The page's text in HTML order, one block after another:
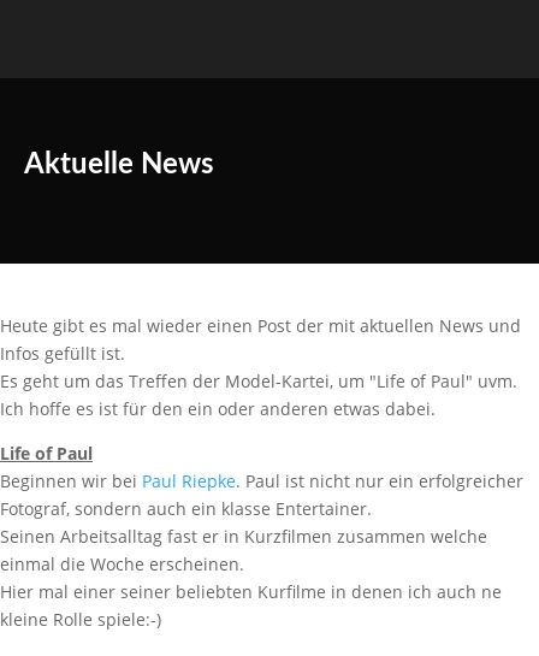
Aktuelle News
Heute gibt es mal wieder einen Post der mit aktuellen News und
Infos gefüllt ist.
Es geht um das Treffen der Model-Kartei, um "Life of Paul" uvm.
Ich hoffe es ist für den ein oder anderen etwas dabei.
Life of Paul
Beginnen wir bei Paul Riepke. Paul ist nicht nur ein erfolgreicher
Fotograf, sondern auch ein klasse Entertainer.
Seinen Arbeitsalltag fast er in Kurzfilmen zusammen welche
einmal die Woche erscheinen.
Hier mal einer seiner beliebten Kurfilme in denen ich auch ne
kleine Rolle spiele:-)